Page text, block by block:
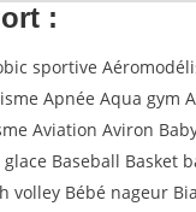
:
sportive
Apnée Aqua gym
Aviation Aviron
Baseball Basket
volley Bébé nageur